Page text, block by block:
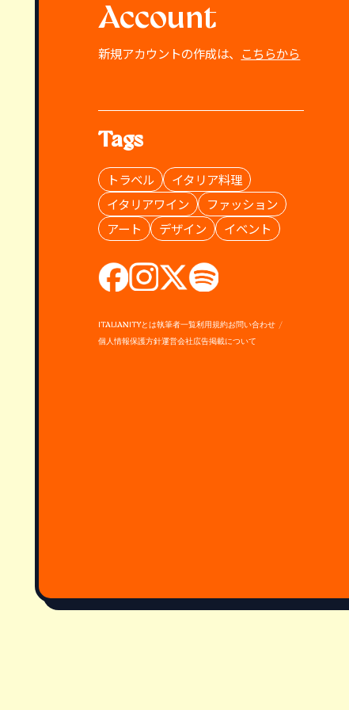
Account
新規アカウントの作成は、 こちらから
Tags
トラベル
イタリア料理
イタリアワイン
ファッション
アート
デザイン イベント
ITALIANITYとは執筆者一覧利用規約お問い合わせ
個人情報保護方針運営会社広告掲載について